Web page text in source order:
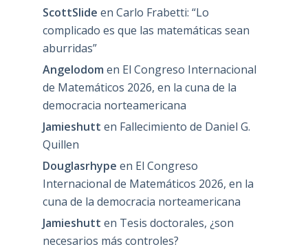
ScottSlide en Carlo Frabetti: “Lo
complicado es que las matemáticas sean
aburridas”
Angelodom en El Congreso Internacional
de Matemáticos 2026, en la cuna de la
democracia norteamericana
Jamieshutt en Fallecimiento de Daniel G.
Quillen
Douglasrhype en El Congreso
Internacional de Matemáticos 2026, en la
cuna de la democracia norteamericana
Jamieshutt en Tesis doctorales, ¿son
necesarios más controles?